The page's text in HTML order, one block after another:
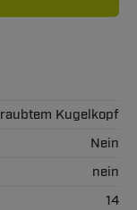
Kugelkopf
Nein
nein
14